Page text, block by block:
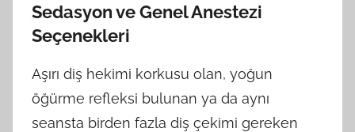
Sedasyon ve Genel Anestezi
Seçenekleri
Aşırı diş hekimi korkusu olan, yoğun
öğürme refleksi bulunan ya da aynı
seansta birden fazla diş çekimi gereken